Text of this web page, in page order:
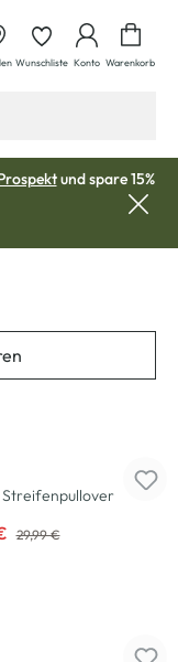
Wunschliste Konto Warenkorb
und spare 15%
Streifenpullover
29,99 €